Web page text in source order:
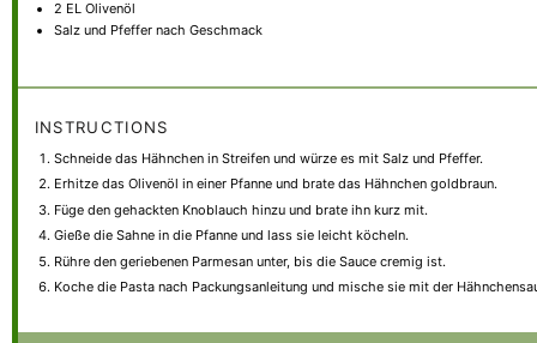
2 EL Olivenöl
Salz und Pfeffer nach Geschmack
INSTRUCTIONS
Schneide das Hähnchen in Streifen und würze es mit Salz und Pfeffer.
Erhitze das Olivenöl in einer Pfanne und brate das Hähnchen goldbraun.
Füge den gehackten Knoblauch hinzu und brate ihn kurz mit.
Gieße die Sahne in die Pfanne und lass sie leicht köcheln.
Rühre den geriebenen Parmesan unter, bis die Sauce cremig ist.
Koche die Pasta nach Packungsanleitung und mische sie mit der